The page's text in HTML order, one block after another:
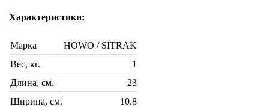
Характеристики:
Марка
HOWO / SITRAK
Вес, кг.
1
Длина, см.
23
Ширина, см.
10.8